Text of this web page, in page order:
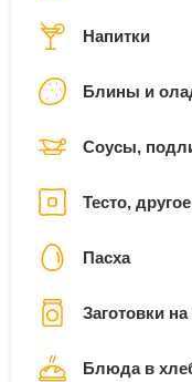
Напитки
Блины и
Соусы,
Тесто, другое
Пасха
Заготовки
Блюда в